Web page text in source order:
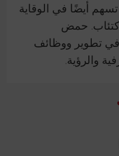
تسهم أيضًا في الوقاية
حمض
تطوير ووظائف
والرؤية.